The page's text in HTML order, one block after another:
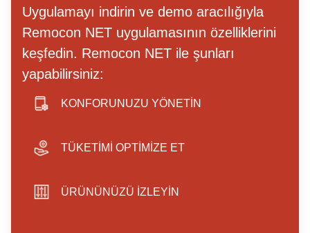
Uygulamayı indirin ve demo aracılığıyla
Remocon NET uygulamasının özelliklerini
keşfedin. Remocon NET ile şunları
yapabilirsiniz:
KONFORUNUZU YÖNETİN
TÜKETİMİ OPTİMİZE ET
ÜRÜNÜNÜZÜ İZLEYİN